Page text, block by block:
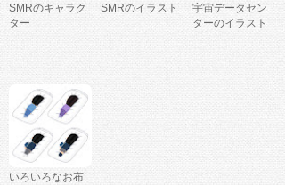
SMRのキャラク
ター
SMRのイラスト
宇宙データセン
ターのイラスト
いろいろなお布